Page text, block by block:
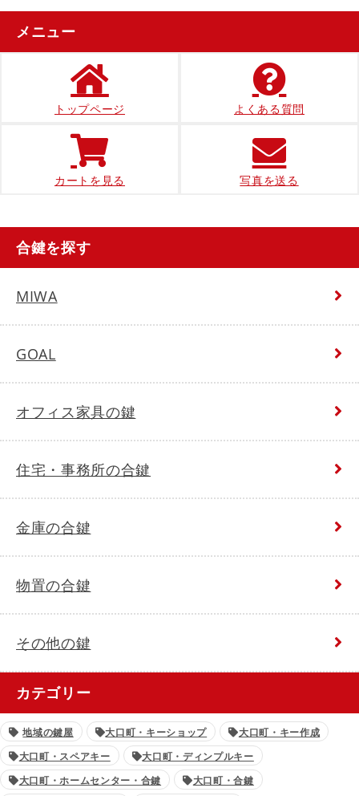
メニュー
トップページ よくある質問
カートを見る 写真を送る
合鍵を探す
MIWA
GOAL
オフィス家具の鍵
住宅・事務所の合鍵
金庫の合鍵
物置の合鍵
その他の鍵
カテゴリー
地域の鍵屋 大口町・キーショップ
大口町・キー作成
大口町・スペアキー
大口町・ディンプルキー
大口町・ホームセンター・合鍵
大口町・合鍵